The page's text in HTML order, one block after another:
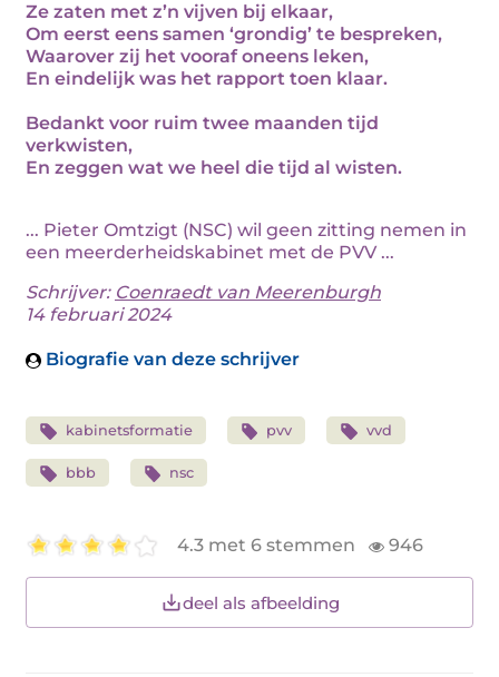
Ze zaten met z’n vijven bij elkaar,
Om eerst eens samen ‘grondig’ te bespreken,
Waarover zij het vooraf oneens leken,
En eindelijk was het rapport toen klaar.
Bedankt voor ruim twee maanden tijd
verkwisten,
En zeggen wat we heel die tijd al wisten.
... Pieter Omtzigt (NSC) wil geen zitting nemen in
een meerderheidskabinet met de PVV ...
Schrijver: Coenraedt van Meerenburgh
14 februari 2024
Biografie van deze schrijver
kabinetsformatie pvv vvd
bbb nsc
4.3 met 6 stemmen 946
deel als afbeelding